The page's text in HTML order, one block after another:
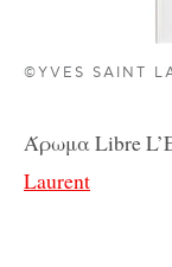
©YVES SAINT
Άρωμα Libre
Laurent